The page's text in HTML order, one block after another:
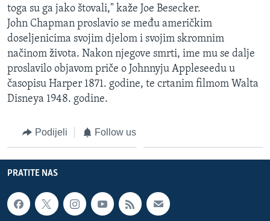
toga su ga jako štovali," kaže Joe Besecker.
John Chapman proslavio se među američkim
doseljenicima svojim djelom i svojim skromnim
načinom života. Nakon njegove smrti, ime mu se dalje
proslavilo objavom priče o Johnnyju Appleseedu u
časopisu Harper 1871. godine, te crtanim filmom Walta
Disneya 1948. godine.
Podijeli Follow us
PRATITE NAS